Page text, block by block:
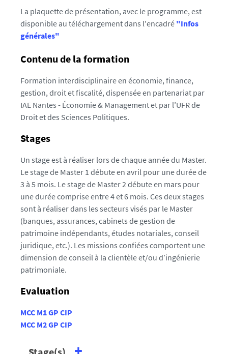
La plaquette de présentation, avec le programme, est
disponible au téléchargement dans l'encadré "Infos
générales"
Contenu de la formation
Formation interdisciplinaire en économie, finance,
gestion, droit et fiscalité, dispensée en partenariat par
IAE Nantes - Économie & Management et par l’UFR de
Droit et des Sciences Politiques.
Stages
Un stage est à réaliser lors de chaque année du Master.
Le stage de Master 1 débute en avril pour une durée de
3 à 5 mois. Le stage de Master 2 débute en mars pour
une durée comprise entre 4 et 6 mois. Ces deux stages
sont à réaliser dans les secteurs visés par le Master
(banques, assurances, cabinets de gestion de
patrimoine indépendants, études notariales, conseil
juridique, etc.). Les missions confiées comportent une
dimension de conseil à la clientèle et/ou d’ingénierie
patrimoniale.
Evaluation
MCC M1 GP CIP
MCC M2 GP CIP